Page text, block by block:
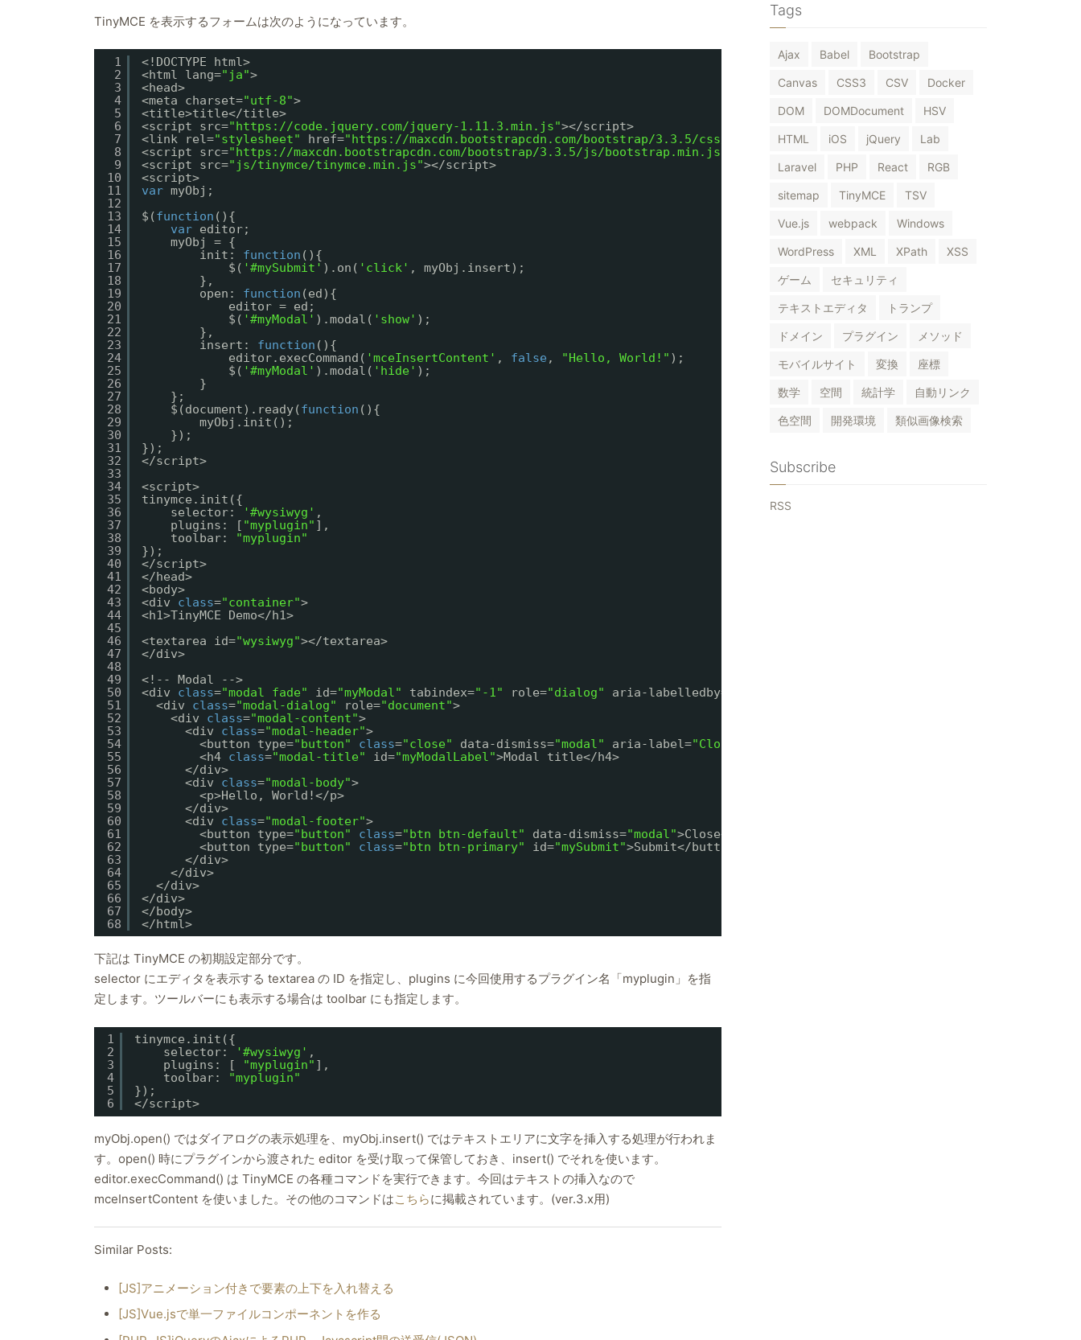
TinyMCE を表示するフォームは次のようになっています。
1
2
3
4
5
6
7
8
9
10
11
12
13
14
15
16
17
18
19
20
21
22
23
24
25
26
27
28
29
30
31
32
33
34
35
36
37
38
39
40
41
42
43
44
45
46
47
48
49
50
51
52
53
54
55
56
57
58
59
60
61
62
63
64
65
66
67
68
<!DOCTYPE html>
<html lang="ja">
<head>
<meta charset="utf-8">
<title>title</title>
<script src="https://code.jquery.com/jquery-1.11.3.min.js"></script>
<link rel="stylesheet" href="https://maxcdn.bootstrapcdn.com/bootstrap/3.3.5/css/bootstrap.min.css"
<script src="https://maxcdn.bootstrapcdn.com/bootstrap/3.3.5/js/bootstrap.min.js"
<script src="js/tinymce/tinymce.min.js"></script>
<script>
var myObj;
$(function (){
var editor;
myObj = {
init: function (){
$( '#mySubmit' ).on( 'click' , myObj.insert);
},
open: function (ed){
editor = ed;
$( '#myModal' ).modal( 'show' );
},
insert: function (){
editor.execCommand( 'mceInsertContent' , false , "Hello, World!" );
$( '#myModal' ).modal( 'hide' );
}
};
$(document).ready(function (){
myObj.init();
});
});
</script>
<script>
tinymce.init({
selector:
'#wysiwyg' ,
plugins: [ "myplugin" ],
toolbar:
"myplugin"
});
</script>
</head>
<body>
<div class="container">
<h1>TinyMCE Demo</h1>
<textarea id="wysiwyg"></textarea>
</div>
<!-- Modal -->
<div class="modal fade" id="myModal" tabindex="-1" role="dialog" aria-labelledby=
<div class="modal-dialog" role="document">
<div class="modal-content">
<div class="modal-header">
<button type="button" class="close" data-dismiss="modal" aria-label="Close"
<h4 class="modal-title" id="myModalLabel">Modal title</h4>
</div>
<div class="modal-body">
<p>Hello, World!</p>
</div>
<div class="modal-footer">
<button type="button" class="btn btn-default" data-dismiss="modal">Close</button>
<button type="button" class="btn btn-primary" id="mySubmit">Submit</button>
</div>
</div>
</div>
</div>
</body>
</html>
下記は TinyMCE の初期設定部分です。
selector にエディタを表示する textarea の ID を指定し、plugins に今回使用するプラグイン名「myplugin」を指
定します。ツールバーにも表示する場合は toolbar にも指定します。
1
2
3
4
5
6
tinymce.init({
selector:
'#wysiwyg' ,
plugins: [
"myplugin" ],
toolbar:
"myplugin"
});
</script>
myObj.open() ではダイアログの表示処理を、myObj.insert() ではテキストエリアに文字を挿入する処理が行われま
す。open() 時にプラグインから渡された editor を受け取って保管しておき、insert() でそれを使います。
editor.execCommand() は TinyMCE の各種コマンドを実行できます。今回はテキストの挿入なので
mceInsertContent を使いました。その他のコマンドはこちらに掲載されています。(ver.3.x用)
Similar Posts:
[JS]アニメーション付きで要素の上下を入れ替える
[JS]Vue.jsで単一ファイルコンポーネントを作る
Tags
Ajax Babel Bootstrap
Canvas CSS3 CSV Docker
DOM DOMDocument HSV
HTML iOS jQuery Lab
Laravel PHP React RGB
sitemap TinyMCE TSV
Vue.js webpack Windows
WordPress XML XPath XSS
ゲーム セキュリティ
テキストエディタ トランプ
ドメイン プラグイン メソッド
モバイルサイト 変換 座標
数学 空間 統計学 自動リンク
色空間 開発環境 類似画像検索
Subscribe
RSS